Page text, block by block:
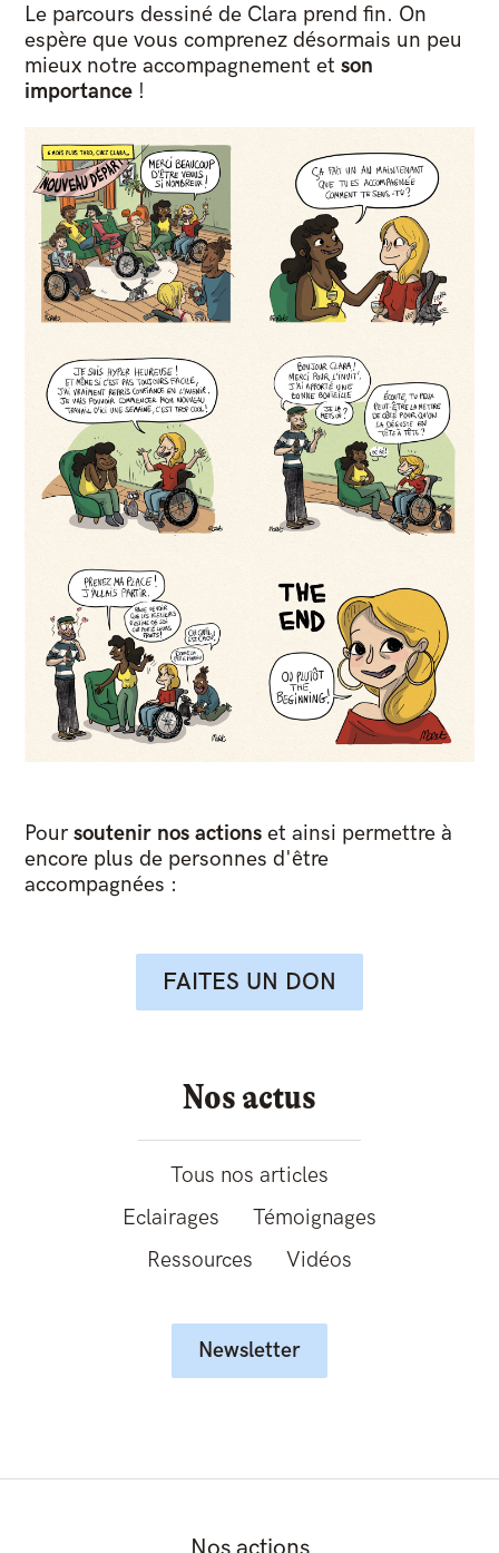
Nos actus
Tous nos articles
Eclairages
Témoignages
Ressources
Vidéos
Newsletter
Le parcours dessiné de Clara prend fin. On
espère que vous comprenez désormais un peu
mieux notre accompagnement etson
importance !
Poursoutenir nos actionset ainsi permettre à
encore plus de personnes d'être
accompagnées :
FAITES UN DON